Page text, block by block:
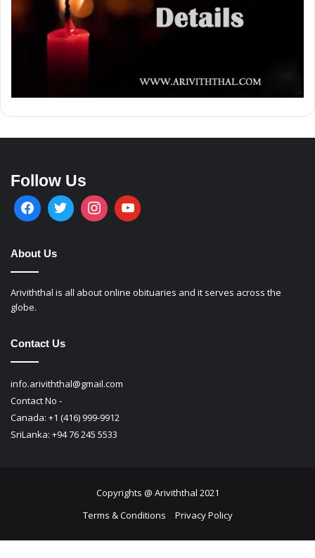
Follow Us
About Us
Ariviththal is all about online obituaries and it serves across the
globe.
Contact Us
info.ariviththal@gmail.com
Contact No -
Canada: +1 (416) 999-9912
SriLanka: +94 76 245 5533
Copyrights @ Ariviththal 2021
Terms & Conditions
Privacy Policy